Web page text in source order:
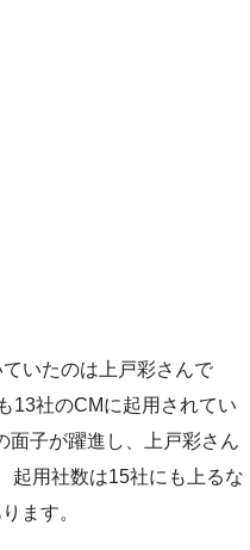
いたのは上戸彩さんで
13社のCMに起用されてい
面子が躍進し、上戸彩さん
起用社数は15社にも上るな
ます。